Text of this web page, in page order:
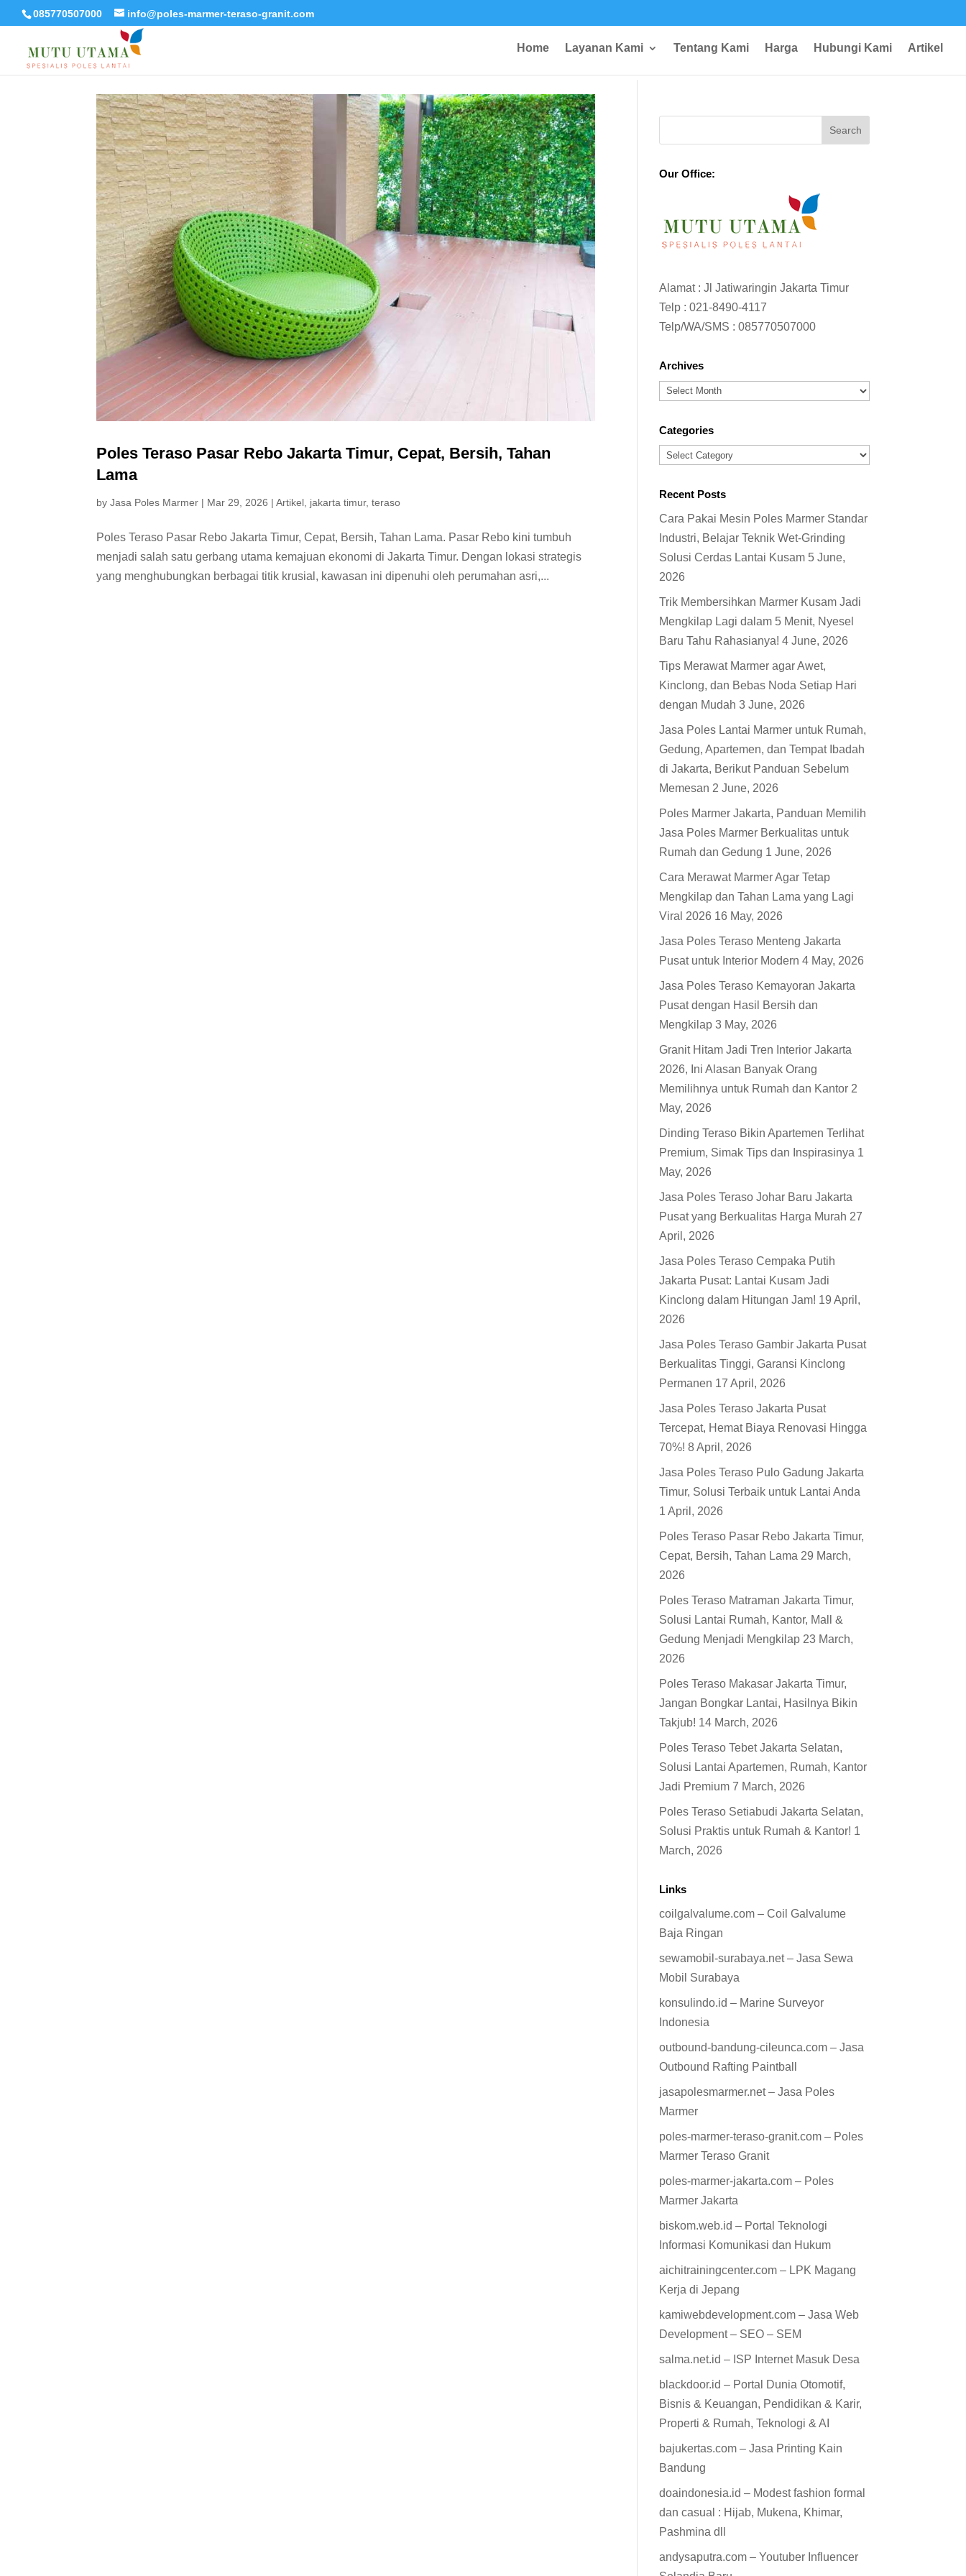
085770507000 info@poles-marmer-teraso-granit.com
Home Layanan Kami Tentang Kami Harga Hubungi Kami Artikel
Poles Teraso Pasar Rebo Jakarta Timur, Cepat, Bersih, Tahan
Lama
byJasa Poles Marmer | Mar 29, 2026 |Artikel jakarta timur,teraso
Poles Teraso Pasar Rebo Jakarta Timur, Cepat, Bersih, Tahan Lama. Pasar Rebo kini tumbuh
menjadi salah satu gerbang utama kemajuan ekonomi di Jakarta Timur. Dengan lokasi strategis
yang menghubungkan berbagai titik krusial, kawasan ini dipenuhi oleh perumahan asri,...
Our Office:
Alamat : Jl Jatiwaringin Jakarta Timur
Telp :021-8490-4117
Telp/WA/SMS :085770507000
Archives
Archives
Categories
Categories
Recent Posts
Cara Pakai Mesin Poles Marmer Standar
Industri, Belajar Teknik Wet-Grinding
Solusi Cerdas Lantai Kusam 5 June,
2026
Trik Membersihkan Marmer Kusam Jadi
Mengkilap Lagi dalam 5 Menit, Nyesel
Baru Tahu Rahasianya! 4 June, 2026
Tips Merawat Marmer agar Awet,
Kinclong, dan Bebas Noda Setiap Hari
dengan Mudah 3 June, 2026
Jasa Poles Lantai Marmer untuk Rumah,
Gedung, Apartemen, dan Tempat Ibadah
di Jakarta, Berikut Panduan Sebelum
Memesan 2 June, 2026
Poles Marmer Jakarta, Panduan Memilih
Jasa Poles Marmer Berkualitas untuk
Rumah dan Gedung 1 June, 2026
Cara Merawat Marmer Agar Tetap
Mengkilap dan Tahan Lama yang Lagi
Viral 2026 16 May, 2026
Jasa Poles Teraso Menteng Jakarta
Pusat untuk Interior Modern 4 May, 2026
Jasa Poles Teraso Kemayoran Jakarta
Pusat dengan Hasil Bersih dan
Mengkilap 3 May, 2026
Granit Hitam Jadi Tren Interior Jakarta
2026, Ini Alasan Banyak Orang
Memilihnya untuk Rumah dan Kantor 2
May, 2026
Dinding Teraso Bikin Apartemen Terlihat
Premium, Simak Tips dan Inspirasinya 1
May, 2026
Jasa Poles Teraso Johar Baru Jakarta
Pusat yang Berkualitas Harga Murah 27
April, 2026
Jasa Poles Teraso Cempaka Putih
Jakarta Pusat: Lantai Kusam Jadi
Kinclong dalam Hitungan Jam! 19 April,
2026
Jasa Poles Teraso Gambir Jakarta Pusat
Berkualitas Tinggi, Garansi Kinclong
Permanen 17 April, 2026
Jasa Poles Teraso Jakarta Pusat
Tercepat, Hemat Biaya Renovasi Hingga
70%! 8 April, 2026
Jasa Poles Teraso Pulo Gadung Jakarta
Timur, Solusi Terbaik untuk Lantai Anda
1 April, 2026
Poles Teraso Pasar Rebo Jakarta Timur,
Cepat, Bersih, Tahan Lama 29 March,
2026
Poles Teraso Matraman Jakarta Timur,
Solusi Lantai Rumah, Kantor, Mall &
Gedung Menjadi Mengkilap 23 March,
2026
Poles Teraso Makasar Jakarta Timur,
Jangan Bongkar Lantai, Hasilnya Bikin
Takjub! 14 March, 2026
Poles Teraso Tebet Jakarta Selatan,
Solusi Lantai Apartemen, Rumah, Kantor
Jadi Premium 7 March, 2026
Poles Teraso Setiabudi Jakarta Selatan,
Solusi Praktis untuk Rumah & Kantor! 1
March, 2026
Links
coilgalvalume.com – Coil Galvalume
Baja Ringan
sewamobil-surabaya.net – Jasa Sewa
Mobil Surabaya
konsulindo.id – Marine Surveyor
Indonesia
outbound-bandung-cileunca.com – Jasa
Outbound Rafting Paintball
jasapolesmarmer.net – Jasa Poles
Marmer
poles-marmer-teraso-granit.com – Poles
Marmer Teraso Granit
poles-marmer-jakarta.com – Poles
Marmer Jakarta
biskom.web.id – Portal Teknologi
Informasi Komunikasi dan Hukum
aichitrainingcenter.com – LPK Magang
Kerja di Jepang
kamiwebdevelopment.com – Jasa Web
Development – SEO – SEM
salma.net.id – ISP Internet Masuk Desa
blackdoor.id – Portal Dunia Otomotif,
Bisnis & Keuangan, Pendidikan & Karir,
Properti & Rumah, Teknologi & AI
bajukertas.com – Jasa Printing Kain
Bandung
doaindonesia.id – Modest fashion formal
dan casual : Hijab, Mukena, Khimar,
Pashmina dll
andysaputra.com – Youtuber Influencer